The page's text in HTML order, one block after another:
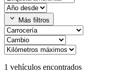
expand_more Más filtros
1 vehículos encontrados